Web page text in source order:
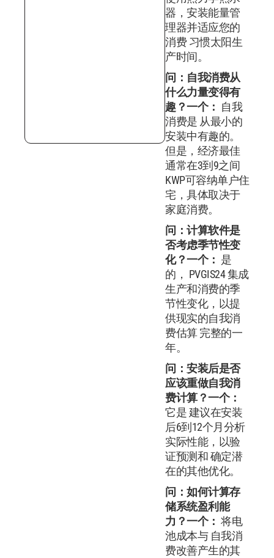
器，安装能量管
理器并适应您的
消费 习惯太阳生
产时间。
问：自我消费从
什么力量变得有
趣？一个： 自我
消费是 从最小的
安装中有趣的。
但是，经济最佳
通常在3到9之间
KWP可容纳单户住
宅，具体取决于
家庭消费。
问：计算软件是
否考虑季节性变
化？一个： 是
的， PVGIS24 集成
生产和消费的季
节性变化，以提
供现实的自我消
费估算 完整的一
年。
问：安装后是否
应该重做自我消
费计算？一个：
它是 建议在安装
后6到12个月分析
实际性能，以验
证预测和 确定潜
在的其他优化。
问：如何计算存
储系统盈利能
力？一个： 将电
池成本与 自我消
费改善产生的其